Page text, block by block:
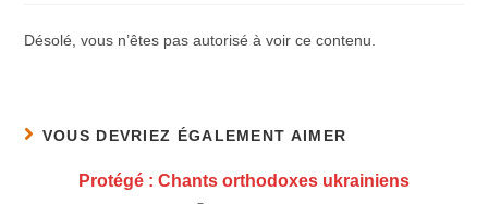
Désolé, vous n’êtes pas autorisé à voir ce contenu.
VOUS DEVRIEZ ÉGALEMENT AIMER
Protégé : Chants orthodoxes ukrainiens